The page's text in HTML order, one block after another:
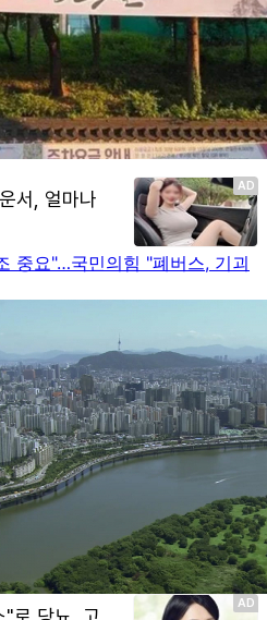
중요"…국민의힘 "폐버스, 기괴